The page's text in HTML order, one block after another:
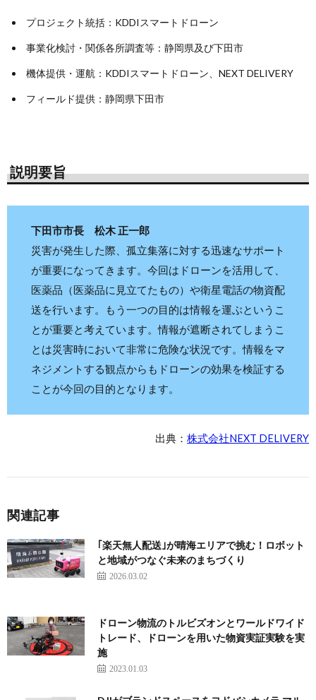
プロジェクト統括：KDDIスマートドローン
事業化検討・関係各所調査等：静岡県及び下田市
機体提供・運航：KDDIスマートドローン、NEXT DELIVERY
フィールド提供：静岡県下田市
説明要旨
下田市市長 松木 正一郎
災害が発生した際、孤立集落に対する迅速なサポート
が重要になってきます。今回はドローンを活用して、
医薬品（医薬品に見立てたもの）や衛星電話の物資配
送を行います。もう一つの目的は情報を運ぶというこ
とが重要と考えています。情報が遮断されてしまうこ
とは災害時において非常に危険な状況です。情報をマ
ネジメントする観点からもドローンの効果を検証する
ことが今回の目的となります。
出典： 株式会社NEXT DELIVERY
関連記事
｢楽天無人配送｣が晴海エリアで挑む！ロボット
と地域がつなぐ未来のまちづくり
2026.03.02
ドローン物流のトルビズオンとワールドワイド
トレード、ドローンを用いた物資実証実験を実
施
2023.01.03